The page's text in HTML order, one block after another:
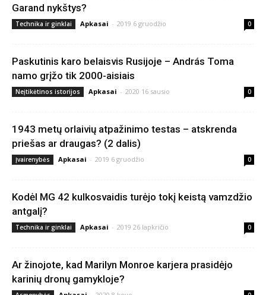
Garand nykštys?
Technika ir ginklai Apkasai - 2019 6 gruodžio 0
Paskutinis karo belaisvis Rusijoje – András Toma
namo grįžo tik 2000-aisiais
Neįtikėtinos istorijos Apkasai - 2020 16 sausio 0
1943 metų orlaivių atpažinimo testas – atskrenda
priešas ar draugas? (2 dalis)
Įvairenybės Apkasai - 2019 6 gruodžio 0
Kodėl MG 42 kulkosvaidis turėjo tokį keistą vamzdžio
antgalį?
Technika ir ginklai Apkasai - 2019 26 lapkričio 0
Ar žinojote, kad Marilyn Monroe karjera prasidėjo
karinių dronų gamykloje?